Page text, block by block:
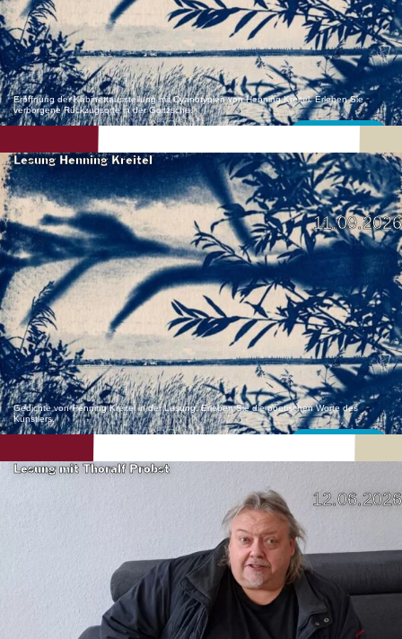
Eröffnung der Kabinettausstellung mit Cyanotypien von Henning Kreitel. Erleben Sie
verborgene Rückzugsorte in der Goitzsche.
11.09.2026
Lesung Henning Kreitel
Gedichte von Henning Kreitel in der Lesung. Erleben Sie die poetischen Worte des
Künstlers.
12.06.2026
Lesung mit Thoralf Probst